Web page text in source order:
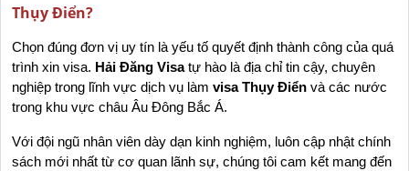
Thụy Điển?
Chọn đúng đơn vị uy tín là yếu tố quyết định thành công của quá
trình xin visa. Hải Đăng Visa tự hào là địa chỉ tin cậy, chuyên
nghiệp trong lĩnh vực dịch vụ làm visa Thụy Điển và các nước
trong khu vực châu Âu Đông Bắc Á.
Với đội ngũ nhân viên dày dạn kinh nghiệm, luôn cập nhật chính
sách mới nhất từ cơ quan lãnh sự, chúng tôi cam kết mang đến